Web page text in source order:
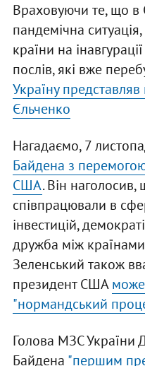
Враховуючи те, що в
пандемічна ситуація,
країни на
послів, які вже
Україну
Єльченко
Нагадаємо, 7
Байдена з
США. Він
співпрацювали в
інвестицій,
дружба між
Зеленський також
президент США
"нормандський
Голова МЗС України
Байдена "першим